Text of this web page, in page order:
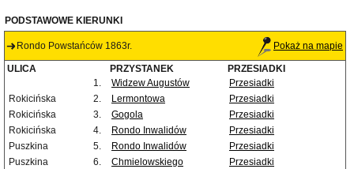
PODSTAWOWE KIERUNKI
Rondo Powstańców 1863r. Pokaż na mapie
ULICA PRZYSTANEK
PRZESIADKI
1.
Widzew Augustów
Przesiadki
Rokicińska
2. Lermontowa
Przesiadki
Rokicińska
3. Gogola
Przesiadki
Rokicińska
4. Rondo Inwalidów
Przesiadki
Puszkina
5. Rondo Inwalidów
Przesiadki
Puszkina
6. Chmielowskiego
Przesiadki